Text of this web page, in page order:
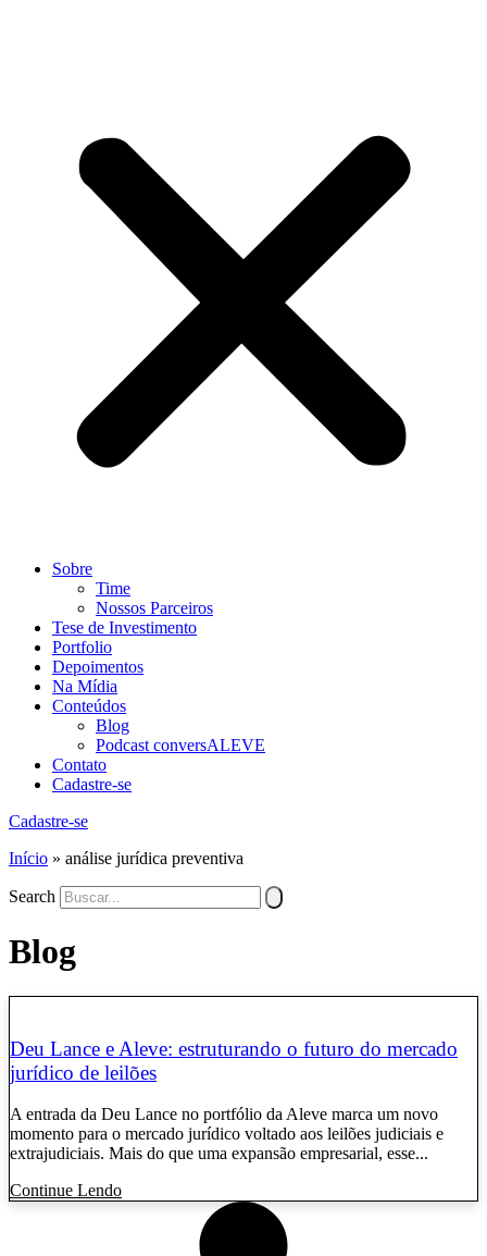
Sobre
Time
Nossos Parceiros
Tese de Investimento
Portfolio
Depoimentos
Na Mídia
Conteúdos
Blog
Podcast conversALEVE
Contato
Cadastre-se
Cadastre-se
Início » análise jurídica preventiva
Search
Blog
Deu Lance e Aleve: estruturando o futuro do mercado
jurídico de leilões
A entrada da Deu Lance no portfólio da Aleve marca um novo
momento para o mercado jurídico voltado aos leilões judiciais e
extrajudiciais. Mais do que uma expansão empresarial, esse...
Continue Lendo